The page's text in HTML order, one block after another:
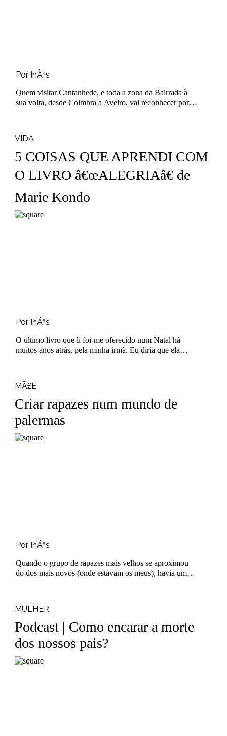
Por InÃªs
Quem visitar Cantanhede, e toda a zona da Bairrada à
sua volta, desde Coimbra a Aveiro, vai reconhecer por
VIDA
5 COISAS QUE APRENDI COM
O LIVRO â€œALEGRIAâ€ de
Marie Kondo
Por InÃªs
O último livro que li foi-me oferecido num Natal há
muitos anos atrás, pela minha irmã. Eu diria que ela
MÃ£E
Criar rapazes num mundo de
palermas
Por InÃªs
Quando o grupo de rapazes mais velhos se aproximou
do dos mais novos (onde estavam os meus), havia um
MULHER
Podcast | Como encarar a morte
dos nossos pais?